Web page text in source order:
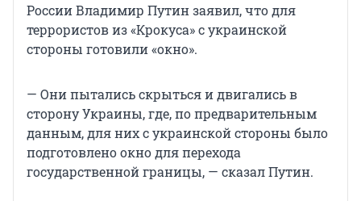
России Владимир Путин заявил, что для
террористов из «Крокуса» с украинской
стороны готовили «окно».
— Они пытались скрыться и двигались в
сторону Украины, где, по предварительным
данным, для них с украинской стороны было
подготовлено окно для перехода
государственной границы, — сказал Путин.